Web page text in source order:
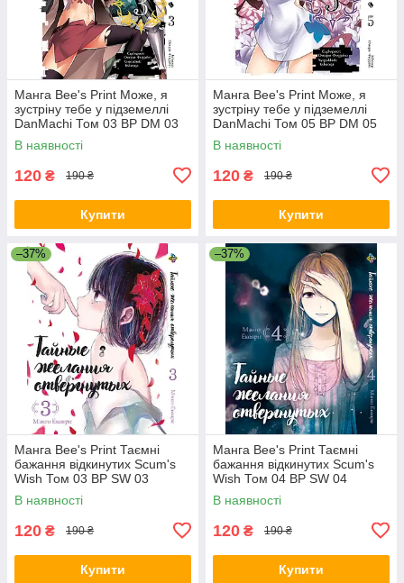
Манга Bee's Print Може, я
зустріну тебе у підземеллі
DanMachi Том 03 BP DM 03
В наявності
120 ₴ 190 ₴
Купити
Манга Bee's Print Може, я
зустріну тебе у підземеллі
DanMachi Том 05 BP DM 05
В наявності
120 ₴ 190 ₴
Купити
–37%
Манга Bee's Print Таємні
бажання відкинутих Scum's
Wish Том 03 BP SW 03
В наявності
120 ₴ 190 ₴
Купити
–37%
Манга Bee's Print Таємні
бажання відкинутих Scum's
Wish Том 04 BP SW 04
В наявності
120 ₴ 190 ₴
Купити